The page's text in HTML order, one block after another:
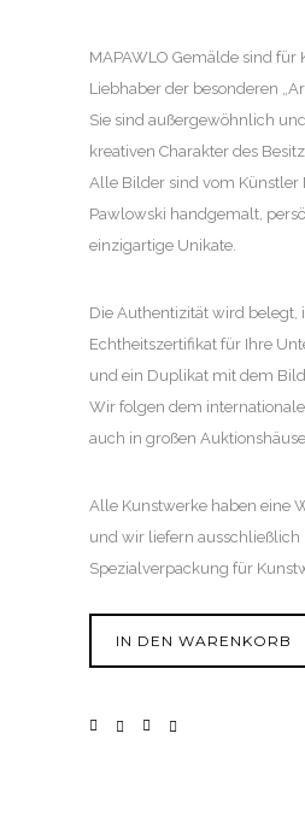
MAPAWLO Gemälde sind
Liebhaber der besonderen
Sie sind außergewöhnlich
kreativen Charakter des
Alle Bilder sind vom Künstler
Pawlowski handgemalt,
einzigartige Unikate.
Die Authentizität wird belegt,
Echtheitszertifikat für Ihre
und ein Duplikat mit dem
Wir folgen dem
auch in großen
Alle Kunstwerke haben eine
und wir liefern ausschließlich
Spezialverpackung für
IN DEN WARENKORB